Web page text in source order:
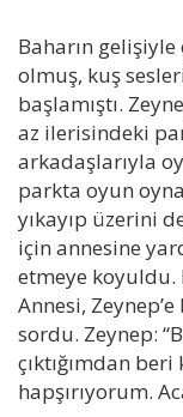
Baharın
olmuş, kuş
başlamıştı.
az ilerisindeki
arkadaşlarıyla
parkta oyun
yıkayıp üzerini
için annesine
etmeye koyuldu.
Annesi,
sordu. Zeynep:
çıktığımdan beri
hapşırıyorum.